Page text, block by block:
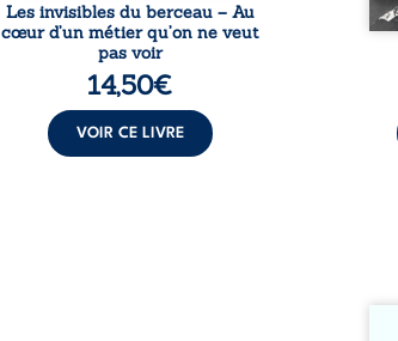
Les invisibles du berceau – Au
cœur d’un métier qu’on ne veut
pas voir
14,50€
VOIR CE LIVRE